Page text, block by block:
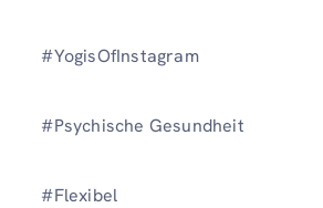
#YogisOfInstagram
#Psychische Gesundheit
#Flexibel